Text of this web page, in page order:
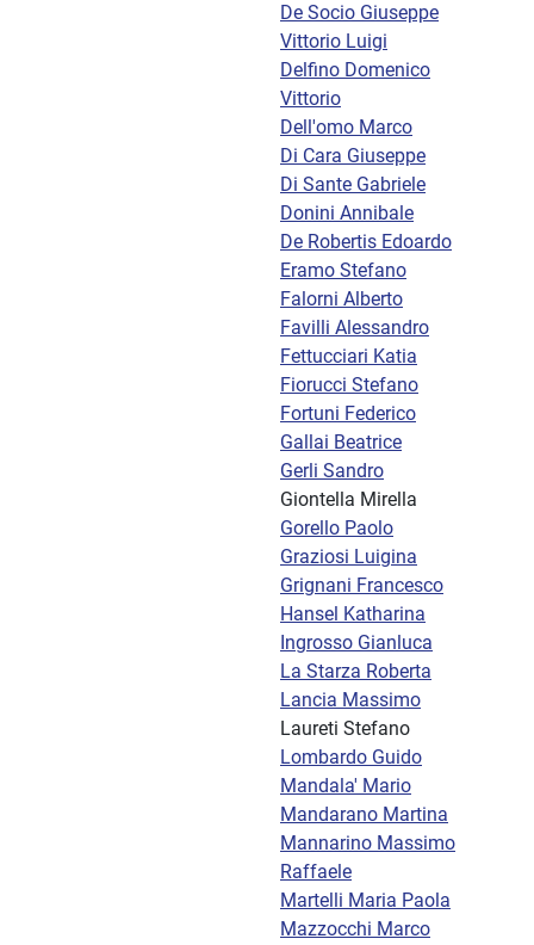
De Socio Giuseppe
Vittorio Luigi
Delfino Domenico
Vittorio
Dell'omo Marco
Di Cara Giuseppe
Di Sante Gabriele
Donini Annibale
De Robertis Edoardo
Eramo Stefano
Falorni Alberto
Favilli Alessandro
Fettucciari Katia
Fiorucci Stefano
Fortuni Federico
Gallai Beatrice
Gerli Sandro
Giontella Mirella
Gorello Paolo
Graziosi Luigina
Grignani Francesco
Hansel Katharina
Ingrosso Gianluca
La Starza Roberta
Lancia Massimo
Laureti Stefano
Lombardo Guido
Mandala' Mario
Mandarano Martina
Mannarino Massimo
Raffaele
Martelli Maria Paola
Mazzocchi Marco